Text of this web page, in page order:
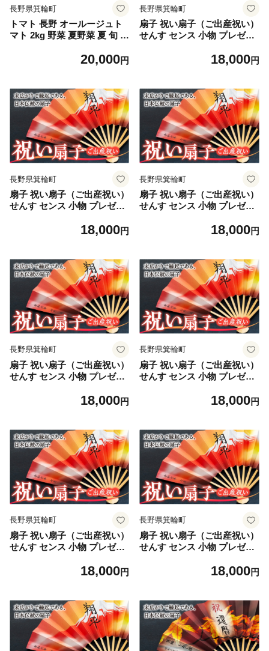
長野県箕輪町
トマト 長野 オールージュト
マト 2kg 野菜 夏野菜 夏 旬 旬
ラル 抗酸化 リコピン 美容 健
75-1391]
20,000円
長野県箕輪町
扇子 祝い扇子（ご出産祝い）
せんす センス 小物 プレゼン
18,000円
長野県箕輪町
扇子 祝い扇子（ご出産祝い）
せんす センス 小物 プレゼン
18,000円
長野県箕輪町
扇子 祝い扇子（ご出産祝い）
せんす センス 小物 プレゼン
18,000円
長野県箕輪町
扇子 祝い扇子（ご出産祝い）
せんす センス 小物 プレゼン
18,000円
長野県箕輪町
扇子 祝い扇子（ご出産祝い）
せんす センス 小物 プレゼン
18,000円
長野県箕輪町
扇子 祝い扇子（ご出産祝い）
せんす センス 小物 プレゼン
18,000円
長野県箕輪町
扇子 祝い扇子（ご出産祝い）
せんす センス 小物 プレゼン
18,000円